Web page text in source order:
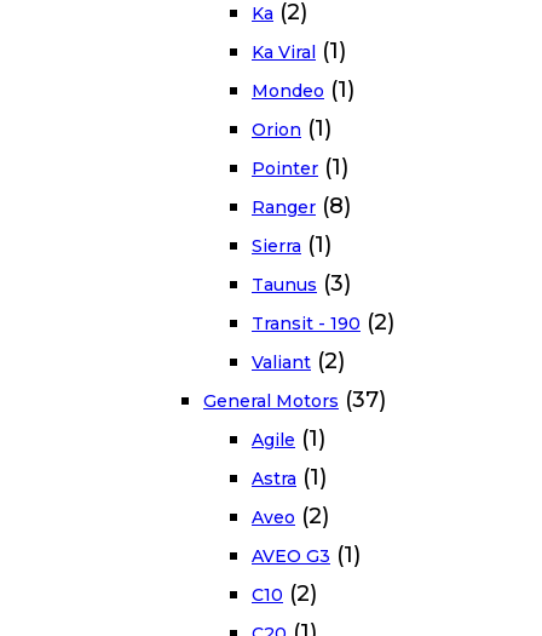
Ka (2)
Ka Viral (1)
Mondeo (1)
Orion (1)
Pointer (1)
Ranger (8)
Sierra (1)
Taunus (3)
Transit - 190 (2)
Valiant (2)
General Motors (37)
Agile (1)
Astra (1)
Aveo (2)
AVEO G3 (1)
C10 (2)